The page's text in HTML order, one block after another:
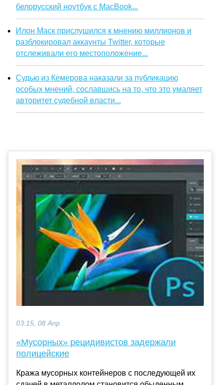
белорусский ноутбук с MacBook...
Илон Маск прислушился к мнению миллионов и
разблокировал аккаунты Twitter, которые
отслеживали его местоположение...
Судью из Кемерова наказали за публикацию
особых мнений, сославшись на то, что это умаляет
авторитет судебной власти...
03:15, 08 Апр
«Мусорных» рецидивистов задержали
полицейские
Кража мусорных контейнеров с последующей их